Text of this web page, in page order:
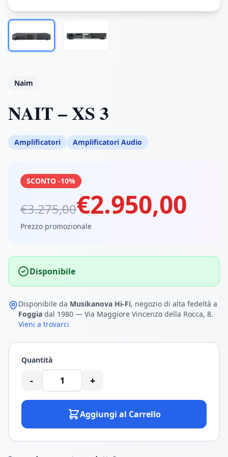
Naim
NAIT – XS 3
Amplificatori Amplificatori Audio
SCONTO -10%
€3.275,00€2.950,00
Prezzo promozionale
Disponibile
Disponibile da Musikanova Hi-Fi, negozio di alta fedeltà a
Foggia dal 1980 — Via Maggiore Vincenzo della Rocca, 8.
Vieni a trovarci
Quantità
- +
Aggiungi al Carrello